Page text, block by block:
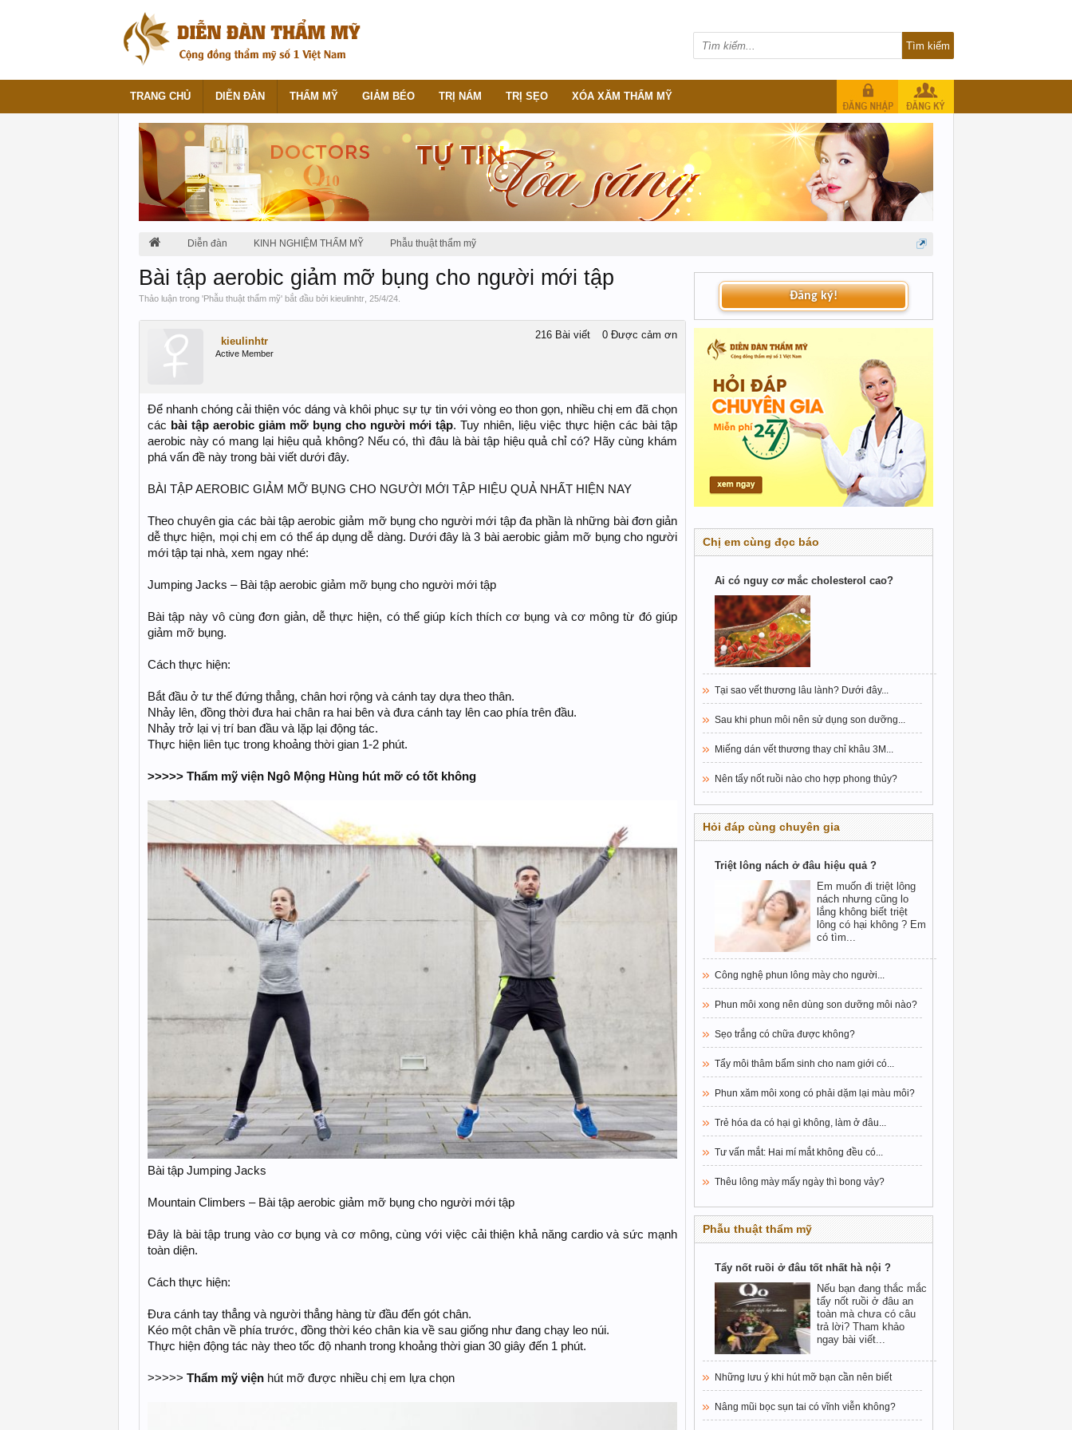
Diễn đàn KINH NGHIỆM THẨM MỸ Phẫu thuật thẩm mỹ
Bài tập aerobic giảm mỡ bụng cho người mới tập
Thảo luận trong 'Phẫu thuật thẩm mỹ' bắt đầu bởi kieulinhtr 25/4/24
kieulinhtr
Active Member
216 Bài viết 0 Được cảm ơn
Để nhanh chóng cải thiện vóc dáng và khôi phục sự tự tin với vòng eo thon gọn, nhiều chị em đã chọn
các bài tập aerobic giảm mỡ bụng cho người mới tập. Tuy nhiên, liệu việc thực hiện các bài tập
aerobic này có mang lại hiệu quả không? Nếu có, thì đâu là bài tập hiệu quả chỉ có? Hãy cùng khám
phá vấn đề này trong bài viết dưới đây.
BÀI TẬP AEROBIC GIẢM MỠ BỤNG CHO NGƯỜI MỚI TẬP HIỆU QUẢ NHẤT HIỆN NAY
Theo chuyên gia các bài tập aerobic giảm mỡ bụng cho người mới tập đa phần là những bài đơn giản
dễ thực hiện, mọi chị em có thể áp dụng dễ dàng. Dưới đây là 3 bài aerobic giảm mỡ bụng cho người
mới tập tại nhà, xem ngay nhé:
Jumping Jacks – Bài tập aerobic giảm mỡ bụng cho người mới tập
Bài tập này vô cùng đơn giản, dễ thực hiện, có thể giúp kích thích cơ bụng và cơ mông từ đó giúp
giảm mỡ bụng.
Cách thực hiện:
Bắt đầu ở tư thế đứng thẳng, chân hơi rộng và cánh tay dựa theo thân.
Nhảy lên, đồng thời đưa hai chân ra hai bên và đưa cánh tay lên cao phía trên đầu.
Nhảy trở lại vị trí ban đầu và lặp lại động tác.
Thực hiện liên tục trong khoảng thời gian 1-2 phút.
>>>>> Thẩm mỹ viện Ngô Mộng Hùng hút mỡ có tốt không
Bài tập Jumping Jacks
Mountain Climbers – Bài tập aerobic giảm mỡ bụng cho người mới tập
Đây là bài tập trung vào cơ bụng và cơ mông, cùng với việc cải thiện khả năng cardio và sức mạnh
toàn diện.
Cách thực hiện:
Đưa cánh tay thẳng và người thẳng hàng từ đầu đến gót chân.
Kéo một chân về phía trước, đồng thời kéo chân kia về sau giống như đang chạy leo núi.
Thực hiện động tác này theo tốc độ nhanh trong khoảng thời gian 30 giây đến 1 phút.
>>>>> Thẩm mỹ viện hút mỡ được nhiều chị em lựa chọn
Đăng ký!
Chị em cùng đọc báo
Ai có nguy cơ mắc cholesterol cao?
Tại sao vết thương lâu lành? Dưới đây...
Sau khi phun môi nên sử dụng son dưỡng...
Miếng dán vết thương thay chỉ khâu 3M...
Nên tẩy nốt ruồi nào cho hợp phong thủy?
Hỏi đáp cùng chuyên gia
Triệt lông nách ở đâu hiệu quả ?
Em muốn đi triệt lông
nách nhưng cũng lo
lắng không biết triệt
lông có hại không ? Em
có tìm...
Công nghệ phun lông mày cho người...
Phun môi xong nên dùng son dưỡng môi nào?
Sẹo trắng có chữa được không?
Tẩy môi thâm bẩm sinh cho nam giới có...
Phun xăm môi xong có phải dặm lại màu môi?
Trẻ hóa da có hại gì không, làm ở đâu...
Tư vấn mắt: Hai mí mắt không đều có...
Thêu lông mày mấy ngày thì bong vảy?
Phẫu thuật thẩm mỹ
Tẩy nốt ruồi ở đâu tốt nhất hà nội ?
Nếu bạn đang thắc mắc
tẩy nốt ruồi ở đâu an
toàn mà chưa có câu
trả lời? Tham khảo
ngay bài viết...
Những lưu ý khi hút mỡ bạn cần nên biết
Nâng mũi bọc sụn tai có vĩnh viễn không?
TRANG CHỦ DIỄN ĐÀN THẨM MỸ GIẢM BÉO TRỊ NÁM TRỊ SẸO XÓA XĂM THẨM MỸ